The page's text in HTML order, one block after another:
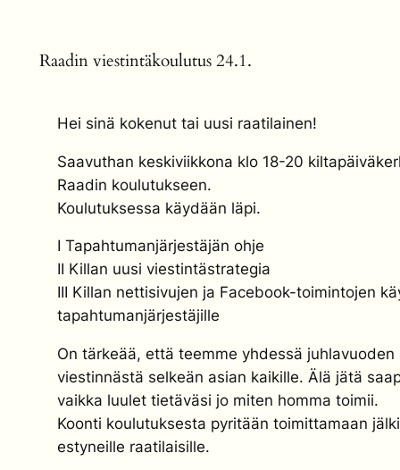
Raadin viestintäkoulutus 24.1.
Hei sinä kokenut tai uusi raatilainen!
Saavuthan keskiviikkona klo 18-20
Raadin koulutukseen.
Koulutuksessa käydään läpi.
I Tapahtumanjärjestäjän ohje
II Killan uusi viestintästrategia
III Killan nettisivujen ja Facebook-toimintojen
tapahtumanjärjestäjille
On tärkeää, että teemme yhdessä juhlavuoden
viestinnästä selkeän asian kaikille. Älä jätä
vaikka luulet tietäväsi jo miten homma toimii.
Koonti koulutuksesta pyritään toimittamaan
estyneille raatilaisille.